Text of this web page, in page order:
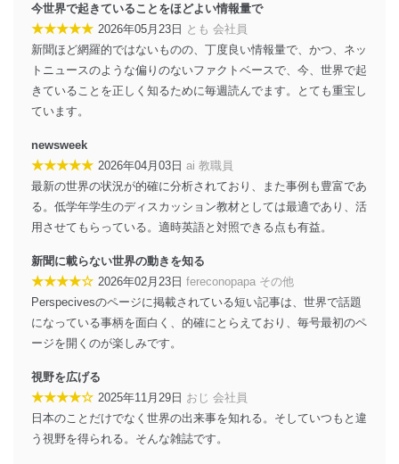
アクセス者の識別と認証
機器に標準装備されているユーザー制御機能（ユ
ーザーアカウント制御）により、個人情報データ
ベース等を取り扱う情報システムを使用する従業
者を識別・認証しています。
外部からの不正アクセス等の防止
システムを最新の状態に保持しています。
個人データを取り扱う機器等にセキュリティ対策
ソフトウェア等を導入し、自動更新 機能等の活用
により、これを最新状態としています。
情報システムの使用に伴う漏洩等の防止
メール等により個人データの含まれるファイルを
送信する場合に、当該ファイルへのパスワードを
設定しています。
個人情報保護マネジメントシステムの継続的改善
当社は、内部監査及びマネジメントレビューの機会を通
じて、個人情報保護マネジメントシステムを継続的に改
善し、常に最良の状態を維持します。
苦情及び相談受付け窓口
今世界で起きていることをほどよい情報量で
★★★★★ 2026年05月23日 とも 会社員
新聞ほど網羅的ではないものの、丁度良い情報量で、かつ、ネッ
トニュースのような偏りのないファクトベースで、今、世界で起
きていることを正しく知るために毎週読んでます。とても重宝し
ています。
newsweek
★★★★★ 2026年04月03日 ai 教職員
最新の世界の状況が的確に分析されており、また事例も豊富であ
る。低学年学生のディスカッション教材としては最適であり、活
用させてもらっている。適時英語と対照できる点も有益。
新聞に載らない世界の動きを知る
★★★★☆ 2026年02月23日 fereconopapa その他
Perspecivesのページに掲載されている短い記事は、世界で話題
になっている事柄を面白く、的確にとらえており、毎号最初のペ
ージを開くのが楽しみです。
視野を広げる
★★★★☆ 2025年11月29日 おじ 会社員
日本のことだけでなく世界の出来事を知れる。そしていつもと違
う視野を得られる。そんな雑誌です。